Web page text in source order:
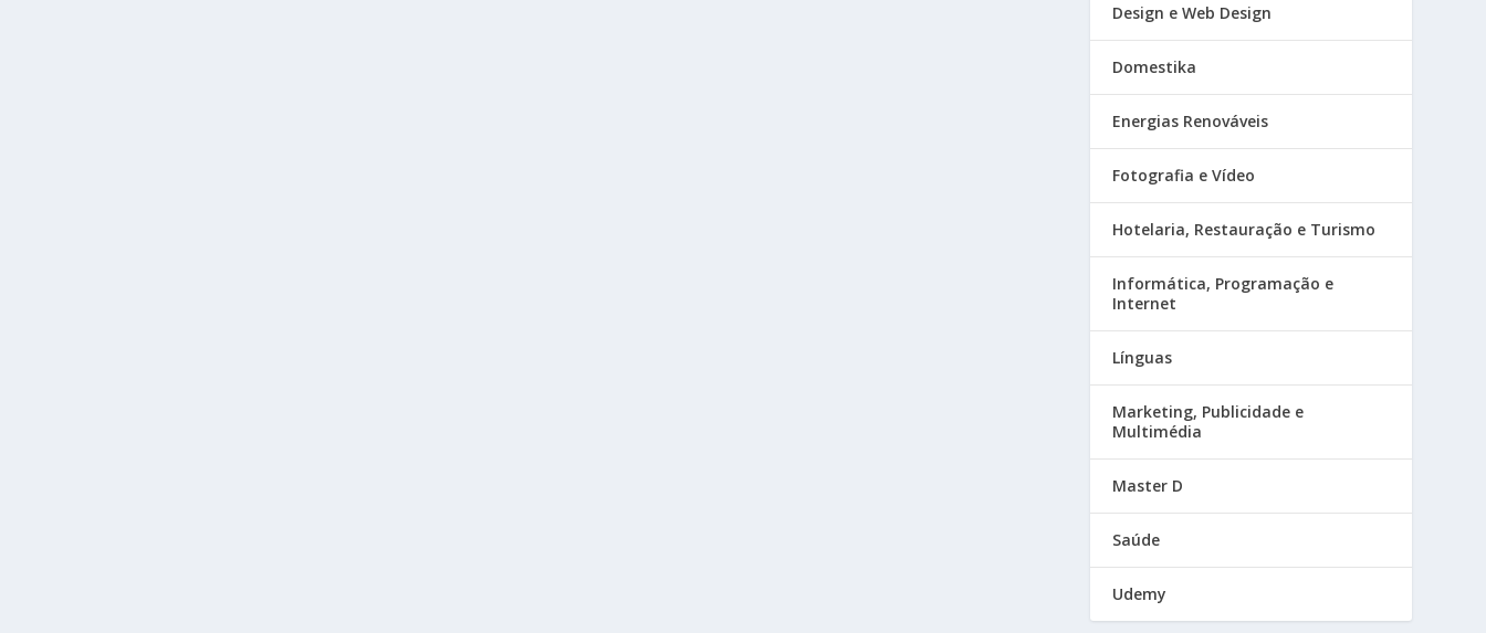
Design e Web Design
Domestika
Energias Renováveis
Fotografia e Vídeo
Hotelaria, Restauração e Turismo
Informática, Programação e
Internet
Línguas
Marketing, Publicidade e
Multimédia
Master D
Saúde
Udemy